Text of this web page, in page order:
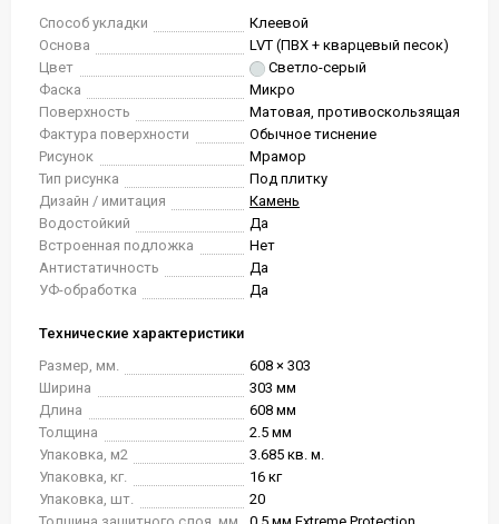
Способ укладки
Клеевой
Основа
LVT (ПВХ + кварцевый песок)
Цвет
Светло-серый
Фаска
Микро
Поверхность
Матовая, противоскользящая
Фактура поверхности
Обычное тиснение
Рисунок
Мрамор
Тип рисунка
Под плитку
Дизайн / имитация
Камень
Водостойкий
Да
Встроенная подложка
Нет
Антистатичность
Да
УФ-обработка
Да
Технические характеристики
Размер, мм.
608 × 303
Ширина
303 мм
Длина
608 мм
Толщина
2.5 мм
Упаковка, м2
3.685 кв. м.
Упаковка, кг.
16 кг
Упаковка, шт.
20